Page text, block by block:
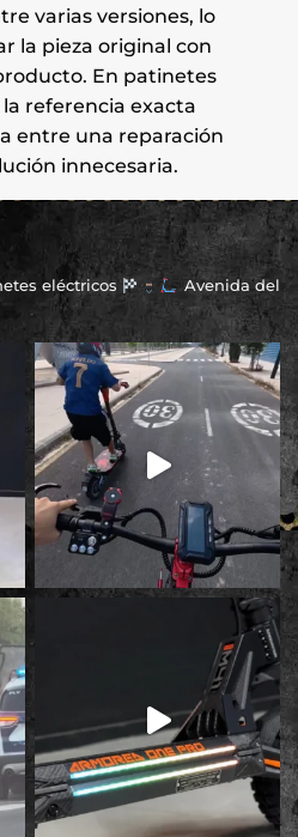
varias versiones, lo
la pieza original con
En patinetes
referencia exacta
entre una reparación
innecesaria.
eléctricos
Avenida del